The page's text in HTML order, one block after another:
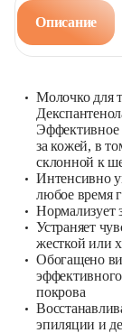
Описание
Молочко для
Эффективное
за кожей, в
склонной к
Интенсивно
любое время
Нормализует
Устраняет
жесткой или
Обогащено
покрова
эпиляции и